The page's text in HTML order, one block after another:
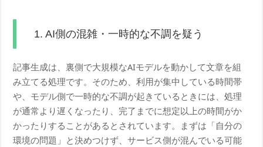
1. AI側の混雑・一時的な不調を疑う
記事生成は、裏側で大規模なAIモデルを動かして文章を組
み立てる処理です。そのため、利用が集中している時間帯
や、モデル側で一時的な不調が起きているときには、処理
が通常より遅くなったり、完了までに想定以上の時間がか
かったりすることがあるとされています。まずは「自分の
環境の問題」と決めつけず、サービス側が混んでいる可能